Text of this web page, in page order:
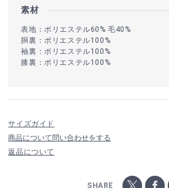
素材
表地：ポリエステル60% 毛40%
胴裏：ポリエステル100%
袖裏：ポリエステル100%
膝裏：ポリエステル100%
サイズガイド
商品について問い合わせをする
返品について
SHARE